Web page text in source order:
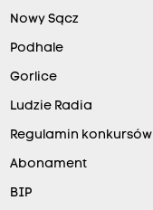
Nowy Sącz
Podhale
Gorlice
Ludzie Radia
Regulamin konkursów
Abonament
BIP